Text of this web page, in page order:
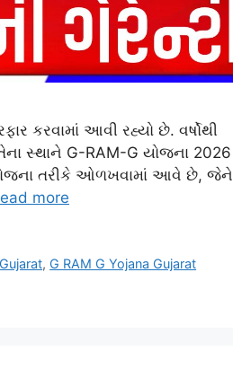
કરવામાં આવી રહ્યો છે. વર્ષોથી
સ્થાને G-RAM-G યોજના 2026
તરીકે ઓળખવામાં આવે છે, જેને
more
, G RAM G Yojana Gujarat